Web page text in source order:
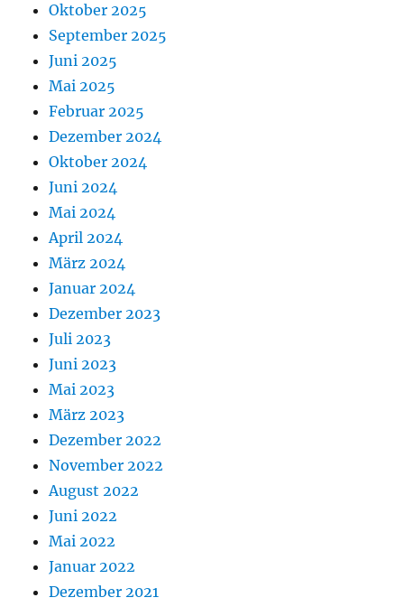
Oktober 2025
September 2025
Juni 2025
Mai 2025
Februar 2025
Dezember 2024
Oktober 2024
Juni 2024
Mai 2024
April 2024
März 2024
Januar 2024
Dezember 2023
Juli 2023
Juni 2023
Mai 2023
März 2023
Dezember 2022
November 2022
August 2022
Juni 2022
Mai 2022
Januar 2022
Dezember 2021